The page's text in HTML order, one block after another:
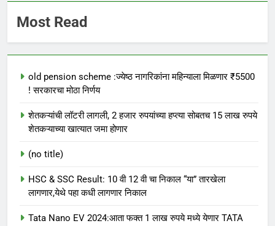
Most Read
old pension scheme :ज्येष्ठ नागरिकांना महिन्याला मिळणार ₹5500
! सरकारचा मोठा निर्णय
शेतकऱ्यांची लॉटरी लागली, 2 हजार रुपयांच्या हप्त्या सोबतच 15 लाख रुपये
शेतकऱ्याच्या खात्यात जमा होणार
(no title)
HSC & SSC Result: 10 वी 12 वी चा निकाल “या” तारखेला
लागणार,येथे पहा कधी लागणार निकाल
Tata Nano EV 2024:आता फक्त 1 लाख रुपये मध्ये येणार TATA